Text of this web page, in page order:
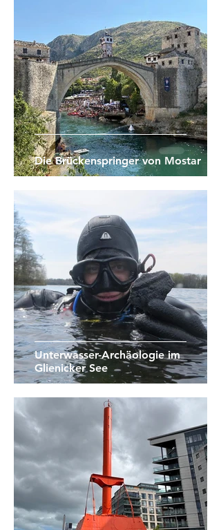
Die Brückenspringer von Mostar
Unterwasser-Archäologie im
Glienicker See